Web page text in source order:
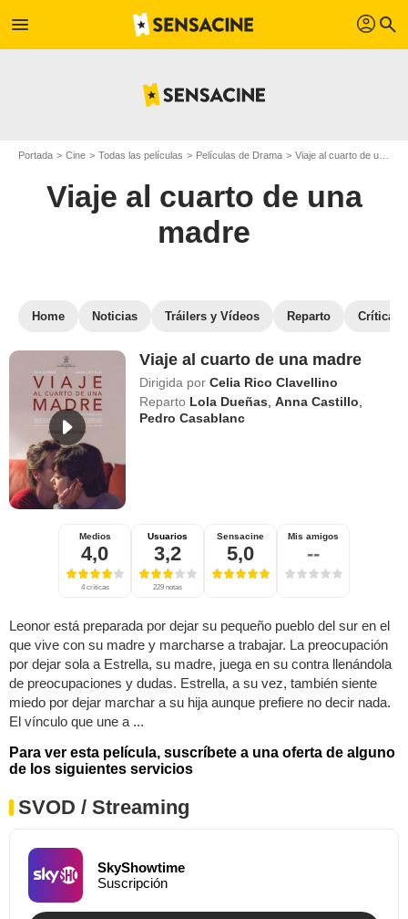
menu profil search
Portada Cine Todas las películas Películas de Drama Viaje al cuarto de una madre
Viaje al cuarto de una
madre
Home Noticias Tráilers y Vídeos Reparto Críticas
Viaje al cuarto de una madre
Dirigida por Celia Rico Clavellino
Reparto Lola Dueñas ,Anna Castillo
Pedro Casablanc
Medios
4,0
4 críticas
Usuarios
3,2
229 notas
Sensacine
5,0
Mis amigos
--
Leonor está preparada por dejar su pequeño pueblo del sur en el
que vive con su madre y marcharse a trabajar. La preocupación
por dejar sola a Estrella, su madre, juega en su contra llenándola
de preocupaciones y dudas. Estrella, a su vez, también siente
miedo por dejar marchar a su hija aunque prefiere no decir nada.
El vínculo que une a ...
Para ver esta película, suscríbete a una oferta de alguno
de los siguientes servicios
SVOD / Streaming
SkyShowtime
Suscripción